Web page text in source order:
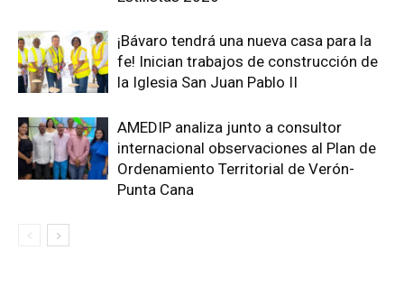
¡Bávaro tendrá una nueva casa para la
fe! Inician trabajos de construcción de
la Iglesia San Juan Pablo II
AMEDIP analiza junto a consultor
internacional observaciones al Plan de
Ordenamiento Territorial de Verón-
Punta Cana